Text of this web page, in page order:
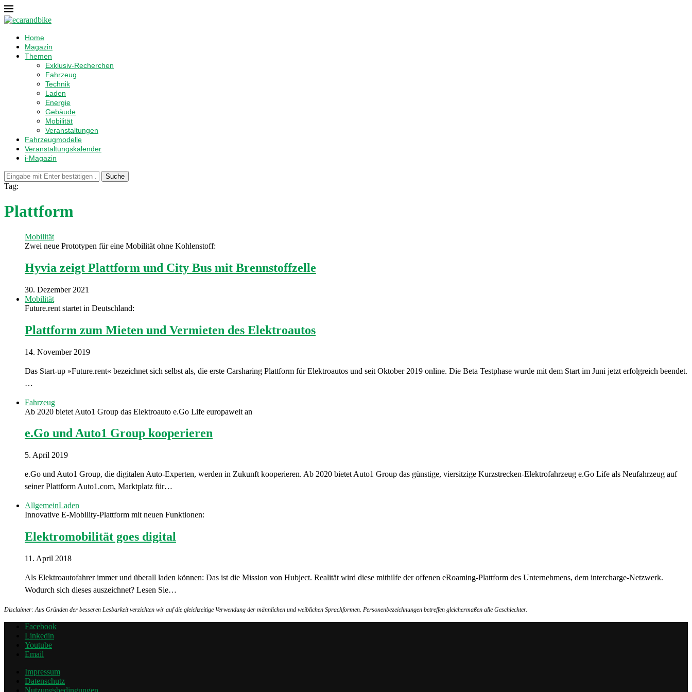
Home
Magazin
Themen
Exklusiv-Recherchen
Fahrzeug
Technik
Laden
Energie
Gebäude
Mobilität
Veranstaltungen
Fahrzeugmodelle
Veranstaltungskalender
i-Magazin
Suche
Tag:
Plattform
Mobilität
Zwei neue Prototypen für eine Mobilität ohne Kohlenstoff:
Hyvia zeigt Plattform und City Bus mit Brennstoffzelle
30. Dezember 2021
Mobilität
Future.rent startet in Deutschland:
Plattform zum Mieten und Vermieten des Elektroautos
14. November 2019
Das Start-up »Future.rent« bezeichnet sich selbst als, die erste Carsharing Plattform für Elektroautos und seit Oktober 2019 online. Die Beta Testphase wurde mit dem Start im Juni jetzt erfolgreich beendet.
…
Fahrzeug
Ab 2020 bietet Auto1 Group das Elektroauto e.Go Life europaweit an
e.Go und Auto1 Group kooperieren
5. April 2019
e.Go und Auto1 Group, die digitalen Auto-Experten, werden in Zukunft kooperieren. Ab 2020 bietet Auto1 Group das günstige, viersitzige Kurzstrecken-Elektrofahrzeug e.Go Life als Neufahrzeug auf
seiner Plattform Auto1.com, Marktplatz für…
AllgemeinLaden
Innovative E-Mobility-Plattform mit neuen Funktionen:
Elektromobilität goes digital
11. April 2018
Als Elektroautofahrer immer und überall laden können: Das ist die Mission von Hubject. Realität wird diese mithilfe der offenen eRoaming-Plattform des Unternehmens, dem intercharge-Netzwerk.
Wodurch sich dieses auszeichnet? Lesen Sie…
Disclaimer: Aus Gründen der besseren Lesbarkeit verzichten wir auf die gleichzeitige Verwendung der männlichen und weiblichen Sprachformen. Personenbezeichnungen betreffen gleichermaßen alle Geschlechter.
Facebook
Linkedin
Youtube
Email
Impressum
Datenschutz